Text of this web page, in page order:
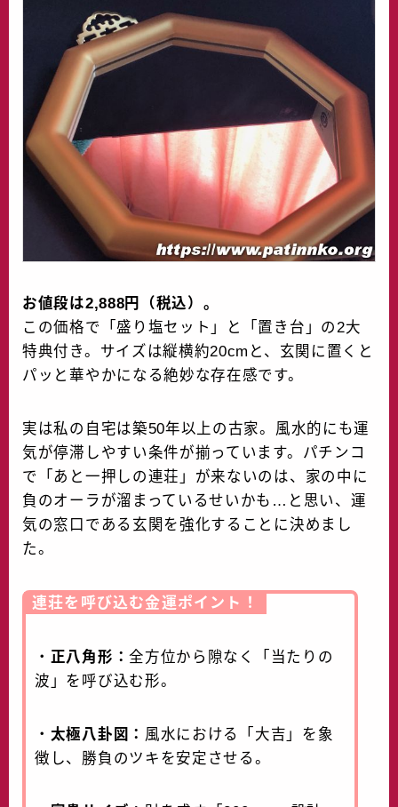
お値段は2,888円（税込）。
この価格で「盛り塩セット」と「置き台」の2大
特典付き。サイズは縦横約20cmと、玄関に置くと
パッと華やかになる絶妙な存在感です。
実は私の自宅は築50年以上の古家。風水的にも運
気が停滞しやすい条件が揃っています。パチンコ
で「あと一押しの連荘」が来ないのは、家の中に
負のオーラが溜まっているせいかも…と思い、運
気の窓口である玄関を強化することに決めまし
た。
連荘を呼び込む金運ポイント！
・ 正八角形：全方位から隙なく「当たりの
波」を呼び込む形。
・ 太極八卦図： 風水における「大吉」を象
徴し、勝負のツキを安定させる。